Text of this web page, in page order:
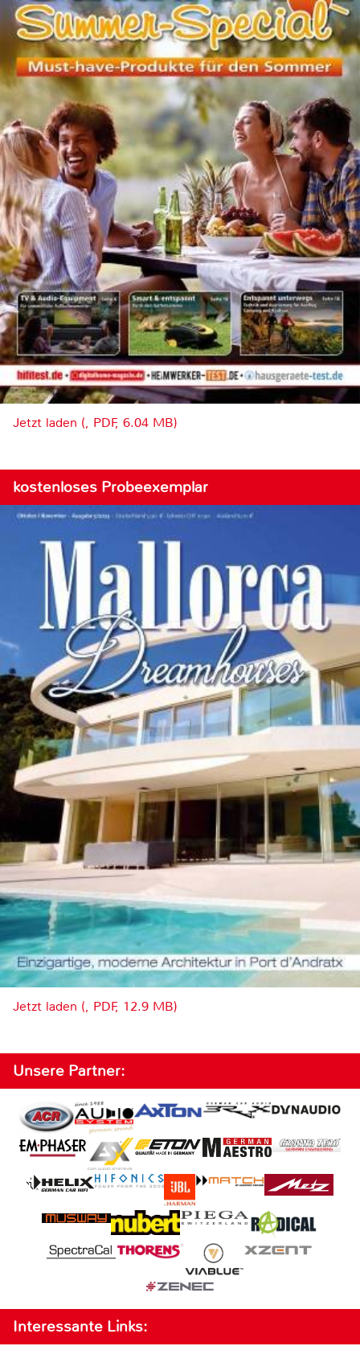
Jetzt laden (, PDF, 6.04 MB)
kostenloses Probeexemplar
Jetzt laden (, PDF, 12.9 MB)
Unsere Partner:
Interessante Links: